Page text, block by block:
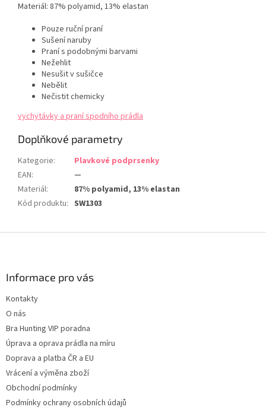
Materiál: 87% polyamid, 13% elastan
Pouze ruční praní
Sušení naruby
Praní s podobnými barvami
Nežehlit
Nesušit v sušičce
Nebělit
Nečistit chemicky
vychytávky a praní spodního prádla
Doplňkové parametry
Kategorie:
Plavkové podprsenky
EAN:
—
Materiál:
87% polyamid, 13% elastan
Kód produktu: SW1303
Informace pro vás
Kontakty
O nás
Bra Hunting VIP poradna
Úprava a oprava prádla na míru
Doprava a platba ČR a EU
Vrácení a výměna zboží
Obchodní podmínky
Podmínky ochrany osobních údajů